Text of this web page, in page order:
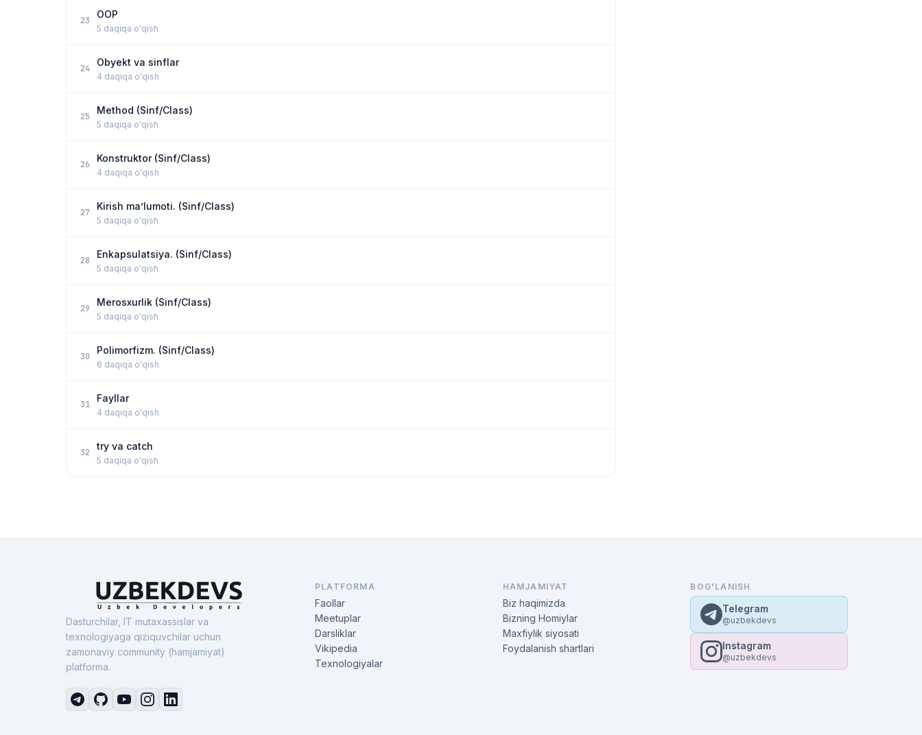
23
OOP
5 daqiqa o'qish
24
Obyekt va sinflar
4 daqiqa o'qish
25
Method (Sinf/Class)
5 daqiqa o'qish
26
Konstruktor (Sinf/Class)
4 daqiqa o'qish
27
Kirish ma’lumoti. (Sinf/Class)
5 daqiqa o'qish
28
Enkapsulatsiya. (Sinf/Class)
5 daqiqa o'qish
29
Merosxurlik (Sinf/Class)
5 daqiqa o'qish
30
Polimorfizm. (Sinf/Class)
6 daqiqa o'qish
31
Fayllar
4 daqiqa o'qish
32
try va catch
5 daqiqa o'qish
Dasturchilar, IT mutaxassislar va
texnologiyaga qiziquvchilar uchun
zamonaviy community (hamjamiyat)
platforma.
PLATFORMA
Faollar
Meetuplar
Darsliklar
Vikipedia
Texnologiyalar
HAMJAMIYAT
Biz haqimizda
Bizning Homiylar
Maxfiylik siyosati
Foydalanish shartlari
BOG'LANISH
Telegram
@uzbekdevs
Instagram
@uzbekdevs